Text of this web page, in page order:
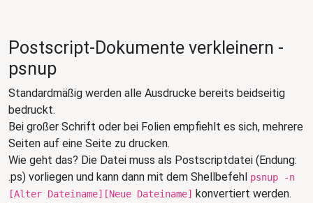
Postscript-Dokumente verkleinern -
psnup
Standardmäßig werden alle Ausdrucke bereits beidseitig
bedruckt.
Bei großer Schrift oder bei Folien empfiehlt es sich, mehrere
Seiten auf eine Seite zu drucken.
Wie geht das? Die Datei muss als Postscriptdatei (Endung:
.ps) vorliegen und kann dann mit dem Shellbefehl psnup -n
[Alter Dateiname][Neue Dateiname] konvertiert werden.